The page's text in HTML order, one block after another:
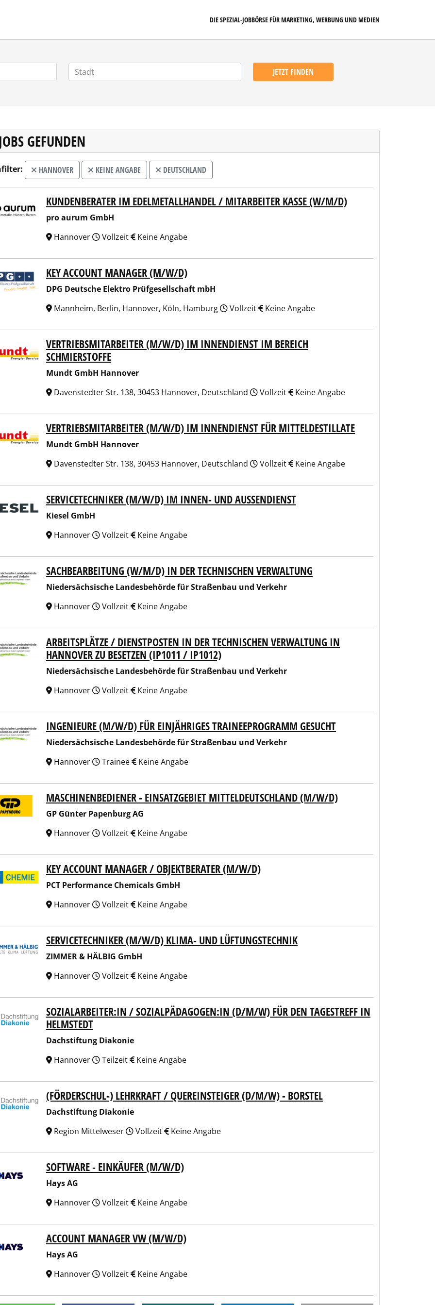
DIE SPEZIAL-JOBBÖRSE FÜR MARKETING, WERBUNG UND MEDIEN
JETZT FINDEN
GEFUNDEN
HANNOVER KEINE ANGABE DEUTSCHLAND
GmbHKUNDENBERATER IM EDELMETALLHANDEL / MITARBEITER KASSE (W/M/D)
pro aurum GmbH
Hannover
Vollzeit Keine Angabe
Deutsche Elektro Prüfgesellschaft mbH
KEY ACCOUNT MANAGER (M/W/D)
DPG Deutsche Elektro Prüfgesellschaft mbH
Mannheim, Berlin, Hannover, Köln, Hamburg
Vollzeit Keine Angabe
GmbH HannoverVERTRIEBSMITARBEITER (M/W/D) IM INNENDIENST IM BEREICH
SCHMIERSTOFFE
Mundt GmbH Hannover
Davenstedter Str. 138, 30453 Hannover, Deutschland
Vollzeit Keine Angabe
GmbH HannoverVERTRIEBSMITARBEITER (M/W/D) IM INNENDIENST FÜR MITTELDESTILLATE
Mundt GmbH Hannover
Davenstedter Str. 138, 30453 Hannover, Deutschland
Vollzeit Keine Angabe
SERVICETECHNIKER (M/W/D) IM INNEN- UND AUSSENDIENST
Kiesel GmbH
Hannover
Vollzeit Keine Angabe
Landesbehörde für Straßenbau und Verkehr
SACHBEARBEITUNG (W/M/D) IN DER TECHNISCHEN VERWALTUNG
Niedersächsische Landesbehörde für Straßenbau und Verkehr
Hannover
Vollzeit Keine Angabe
Landesbehörde für Straßenbau und Verkehr
ARBEITSPLÄTZE / DIENSTPOSTEN IN DER TECHNISCHEN VERWALTUNG IN
HANNOVER ZU BESETZEN (IP1011 / IP1012)
Niedersächsische Landesbehörde für Straßenbau und Verkehr
Hannover
Vollzeit Keine Angabe
Landesbehörde für Straßenbau und Verkehr
INGENIEURE (M/W/D) FÜR EINJÄHRIGES TRAINEEPROGRAMM GESUCHT
Niedersächsische Landesbehörde für Straßenbau und Verkehr
Hannover
Trainee Keine Angabe
Papenburg AG
MASCHINENBEDIENER - EINSATZGEBIET MITTELDEUTSCHLAND (M/W/D)
GP Günter Papenburg AG
Hannover
Vollzeit Keine Angabe
Performance Chemicals GmbH
KEY ACCOUNT MANAGER / OBJEKTBERATER (M/W/D)
PCT Performance Chemicals GmbH
Hannover
Vollzeit Keine Angabe
& HÄLBIG GmbHSERVICETECHNIKER (M/W/D) KLIMA- UND LÜFTUNGSTECHNIK
ZIMMER & HÄLBIG GmbH
Hannover
Vollzeit Keine Angabe
Diakonie
SOZIALARBEITER:IN / SOZIALPÄDAGOGEN:IN (D/M/W) FÜR DEN TAGESTREFF IN
HELMSTEDT
Dachstiftung Diakonie
Hannover
Teilzeit Keine Angabe
Diakonie
(FÖRDERSCHUL-) LEHRKRAFT / QUEREINSTEIGER (D/M/W) - BORSTEL
Dachstiftung Diakonie
Region Mittelweser
Vollzeit Keine Angabe
SOFTWARE - EINKÄUFER (M/W/D)
Hays AG
Hannover
Vollzeit Keine Angabe
ACCOUNT MANAGER VW (M/W/D)
Hays AG
Hannover
Vollzeit Keine Angabe